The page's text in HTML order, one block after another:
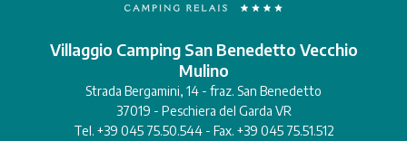
Villaggio Camping San Benedetto Vecchio
Mulino
Strada Bergamini, 14 - fraz. San Benedetto
37019 - Peschiera del Garda VR
Tel. +39 045 75.50.544 - Fax. +39 045 75.51.512